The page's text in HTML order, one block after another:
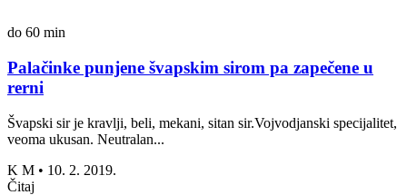
do 60 min
Palačinke punjene švapskim sirom pa zapečene u
rerni
Švapski sir je kravlji, beli, mekani, sitan sir.Vojvodjanski specijalitet,
veoma ukusan. Neutralan...
K M • 10. 2. 2019.
Čitaj